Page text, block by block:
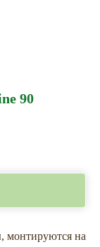
90
монтируются на